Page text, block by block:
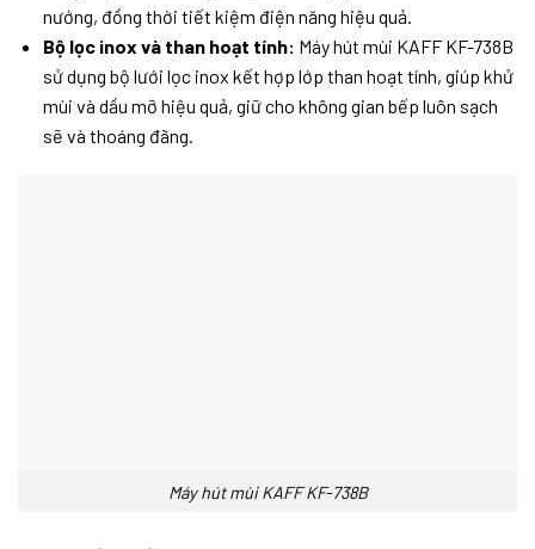
nướng, đồng thời tiết kiệm điện năng hiệu quả.
Bộ lọc inox và than hoạt tính: Máy hút mùi KAFF KF-738B
sử dụng bộ lưới lọc inox kết hợp lớp than hoạt tính, giúp khử
mùi và dầu mỡ hiệu quả, giữ cho không gian bếp luôn sạch
sẽ và thoáng đãng.
Máy hút mùi KAFF KF-738B